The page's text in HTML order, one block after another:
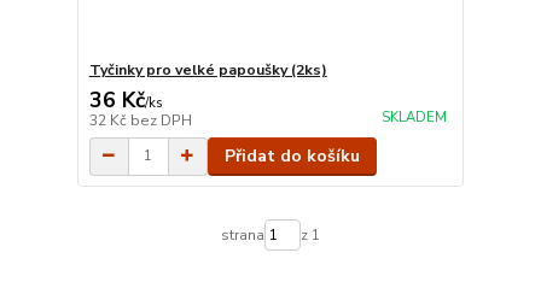
Tyčinky pro velké papoušky (2ks)
36 Kč/ks
32 Kč bez DPH SKLADEM
Přidat do košíku
strana z 1